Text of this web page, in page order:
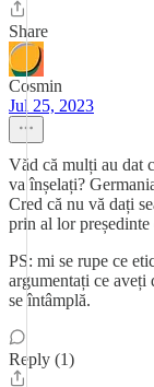
Share
Cosmin
Jul 25, 2023
Văd că mulți au dat
va înșelați?
Cred că nu vă dați
prin al lor
PS: mi se rupe ce
argumentați ce aveți
se întâmplă.
Reply (1)